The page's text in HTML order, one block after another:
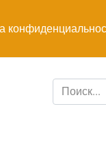
Search
for: